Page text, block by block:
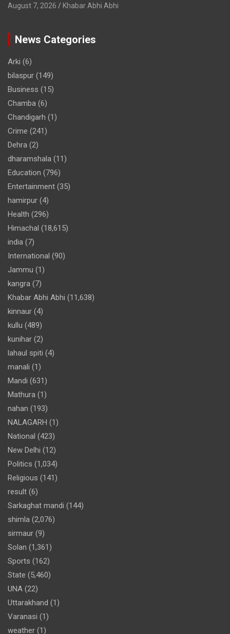
August 7, 2026 Khabar Abhi Abhi
News Categories
Arki (6)
bilaspur (149)
Business (15)
Chamba (6)
Chandigarh (1)
Crime (241)
Dehra (2)
dharamshala (11)
Education (796)
Entertainment (35)
hamirpur (4)
Health (296)
Himachal (18,615)
india (7)
International (90)
Jammu (1)
kangra (7)
Khabar Abhi Abhi (11,638)
kinnaur (4)
kullu (489)
kunihar (2)
lahaul spiti (4)
manali (1)
Mandi (631)
Mathura (1)
nahan (193)
NALAGARH (1)
National (423)
New Delhi (12)
Politics (1,034)
Religious (141)
result (6)
Sarkaghat mandi (144)
shimla (2,076)
sirmaur (9)
Solan (1,361)
Sports (162)
State (5,460)
UNA (22)
Uttarakhand (1)
Varanasi (1)
weather (1)